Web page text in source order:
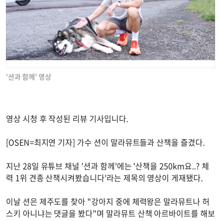
'션과 함께' 영상
영상 시청 후 작성된 리뷰 기사입니다.
[OSEN=최지연 기자] 가수 션이 말라뮤트들과 산책을 즐겼다.
지난 28일 유튜브 채널 '션과 함께'에는 '산책을 250km요..? 체
력 1위 견종 산책시켜봤습니다'라는 제목의 영상이 게재됐다.
이날 션은 제주도를 찾아 "강아지 중에 체력왕은 말라뮤트나 허
스키 아니냐는 댓글을 봤다"며 말라뮤트 산책 아르바이트를 해보